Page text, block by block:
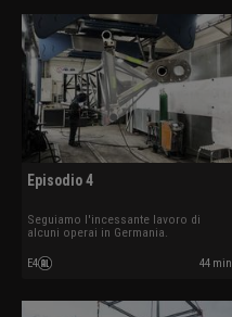
Episodio 4
Seguiamo l'incessante lavoro di
alcuni operai in Germania.
E4 44 min